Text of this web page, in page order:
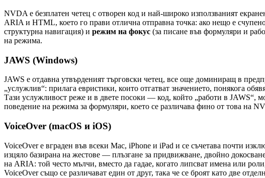
NVDA е безплатен четец с отворен код и най-широко използваният
ARIA и HTML, което го прави отлична отправна точка: ако нещо е
структурна навигация) и режим на фокус (за писане във формуляри и
на режима.
JAWS (Windows)
JAWS е отдавна утвърденият търговски четец, все още доминиращ в
„услужлив“: прилага евристики, които отгатват значението, понякога
Тази услужливост реже и в двете посоки — код, който „работи в JAWS“,
поведение на режима за формуляри, което се различава фино от това на
VoiceOver (macOS и iOS)
VoiceOver е вграден във всеки Mac, iPhone и iPad и се съчетава почти
изцяло базирана на жестове — плъзгане за придвижване, двойно
на ARIA: той често мълчи, вместо да гадае, когато липсват имена или
VoiceOver също се различават един от друг, така че се броят като две